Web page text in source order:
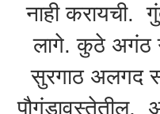
नाही करायची.
लागे. कुठे अगंठ
सुरगाठ अलगद
पौगंडावस्तेतील,